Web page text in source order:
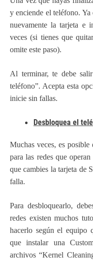
y enciende el teléfono. Ya
nuevamente la tarjeta e
veces (si tienes que
omite este paso).
Al terminar, te debe
teléfono”. Acepta esta
inicie sin fallas.
Desbloquea el
Muchas veces, es
para las redes que
que cambies la tarjeta de
falla.
Para desbloquearlo,
redes existen muchos
hacerlo según el equipo
que instalar una
archivos “Kernel